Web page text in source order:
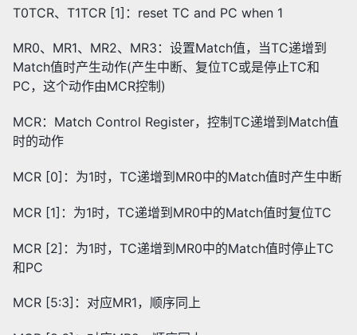
T0TCR、T1TCR [1]：reset TC and PC when 1
MR0、MR1、MR2、MR3：设置Match值，当TC递增到
Match值时产生动作(产生中断、复位TC或是停止TC和
PC，这个动作由MCR控制)
MCR：Match Control Register，控制TC递增到Match值
时的动作
MCR [0]：为1时，TC递增到MR0中的Match值时产生中断
MCR [1]：为1时，TC递增到MR0中的Match值时复位TC
MCR [2]：为1时，TC递增到MR0中的Match值时停止TC
和PC
MCR [5:3]：对应MR1，顺序同上